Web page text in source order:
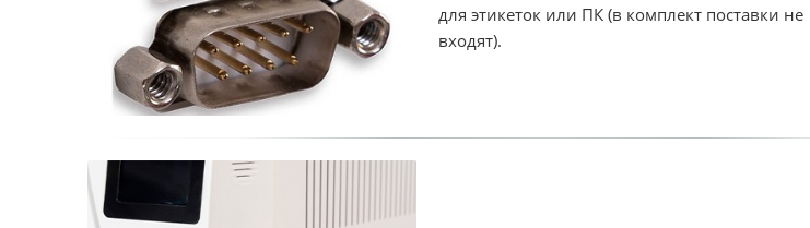
для этикеток или ПК (в комплект поставки не
входят).